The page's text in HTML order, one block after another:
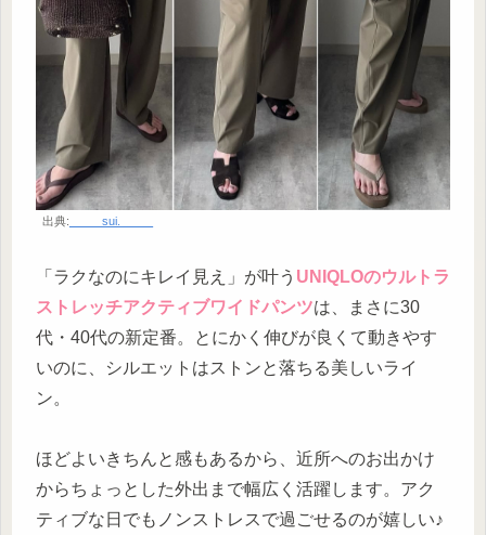
出典: _____sui._____
「ラクなのにキレイ見え」が叶う UNIQLOのウルトラ
ストレッチアクティブワイドパンツは、まさに30
代・40代の新定番。とにかく伸びが良くて動きやす
いのに、シルエットはストンと落ちる美しいライ
ン。
ほどよいきちんと感もあるから、近所へのお出かけ
からちょっとした外出まで幅広く活躍します。アク
ティブな日でもノンストレスで過ごせるのが嬉しい♪